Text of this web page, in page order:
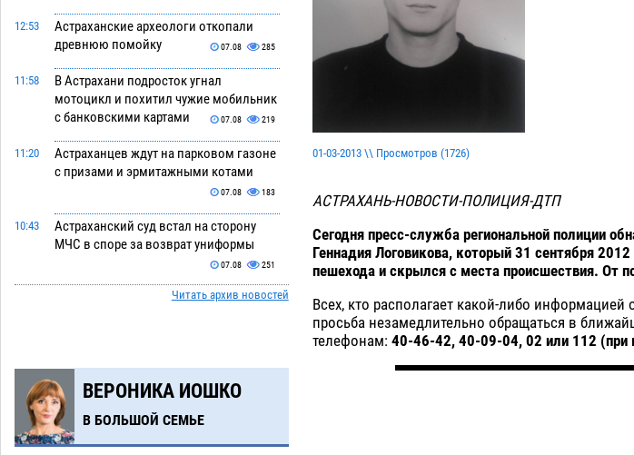
12:53
Астраханские археологи откопали
древнюю помойку
07.08 285
11:58
В Астрахани подросток угнал
мотоцикл и похитил чужие мобильник
с банковскими картами
07.08 219
11:20
Астраханцев ждут на парковом газоне
с призами и эрмитажными котами
07.08 183
10:43
Астраханский суд встал на сторону
МЧС в споре за возврат униформы
07.08 251
На Всероссийской Спартакиаде
09:25
Все пострадавшие при пожаре на
Краснодарской в Астрахани
скончались
08:47
Астраханский суд оценил четыре удара
Читать архив новостей
ВЕРОНИКА ИОШКО
В БОЛЬШОЙ СЕМЬЕ
01-03-2013 \\ Просмотров (1726)
АСТРАХАНЬ-НОВОСТИ-ПОЛИЦИЯ-ДТП
Сегодня пресс-служба региональной полиции
Геннадия Логовикова, который 31 сентября
пешехода и скрылся с места происшествия. От
Всех, кто располагает какой-либо
просьба незамедлительно обращаться в
телефонам: 40-46-42, 40-09-04, 02 или 112 (при